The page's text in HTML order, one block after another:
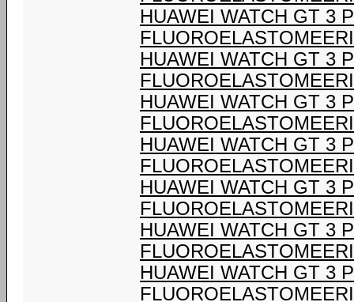
HUAWEI WATCH GT 3
HUAWEI WATCH GT 3
HUAWEI WATCH GT 3
HUAWEI WATCH GT 3
HUAWEI WATCH GT 3
HUAWEI WATCH GT 3
HUAWEI WATCH GT 3